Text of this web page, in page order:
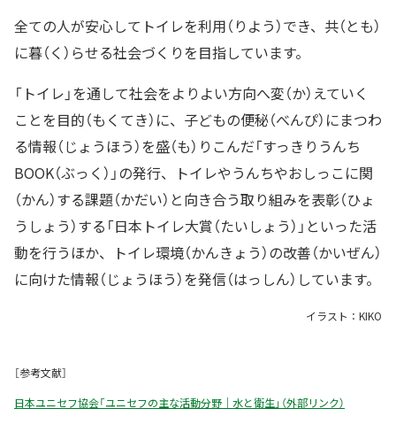
全ての人が安心してトイレを利用（りよう）でき、共（とも）
に暮（く）らせる社会づくりを目指しています。
「トイレ」を通して社会をよりよい方向へ変（か）えていく
ことを目的（もくてき）に、子どもの便秘（べんぴ）にまつわ
る情報（じょうほう）を盛（も）りこんだ「すっきりうんち
BOOK（ぶっく）」の発行、トイレやうんちやおしっこに関
（かん）する課題（かだい）と向き合う取り組みを表彰（ひょ
うしょう）する「日本トイレ大賞（たいしょう）」といった活
動を行うほか、トイレ環境（かんきょう）の改善（かいぜん）
に向けた情報（じょうほう）を発信（はっしん）しています。
イラスト：KIKO
［参考文献］
日本ユニセフ協会「ユニセフの主な活動分野｜水と衛生」（外部リンク）